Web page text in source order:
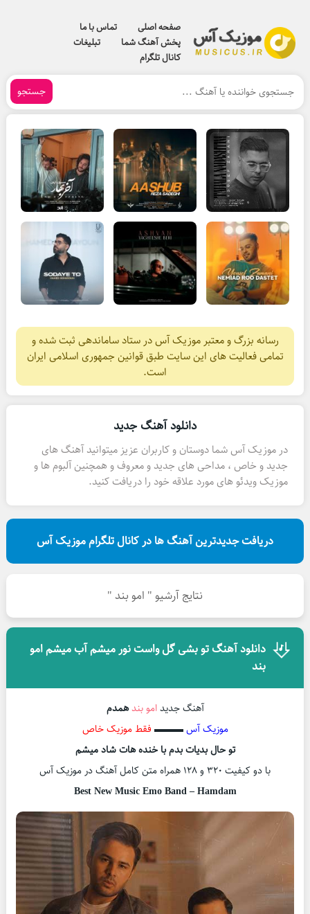
صفحه اصلی
تماس با ما
پخش آهنگ شما
تبلیغات
کانال تلگرام
جستجو
رسانه بزرگ و معتبر موزیک آس در ستاد ساماندهی ثبت شده و
تمامی فعالیت های این سایت طبق قوانین جمهوری اسلامی ایران
است.
دانلود آهنگ جدید
در موزیک آس شما دوستان و کاربران عزیز میتوانید آهنگ های
جدید و خاص ، مداحی های جدید و معروف و همچنین آلبوم ها و
موزیک ویدئو های مورد علاقه خود را دریافت کنید.
دریافت جدیدترین آهنگ ها در کانال تلگرام موزیک آس
نتایج آرشیو " امو بند "
دانلود آهنگ تو بشی گل واست نور میشم آب میشم امو
بند
آهنگ جدیدامو بند همدم
موزیک آس▬▬▬ فقط موزیک خاص
تو حال بدیات بدم با خنده هات شاد میشم
با دو کیفیت ۳۲۰ و ۱۲۸ همراه متن کامل آهنگ در موزیک آس
Best New Music Emo Band – Hamdam